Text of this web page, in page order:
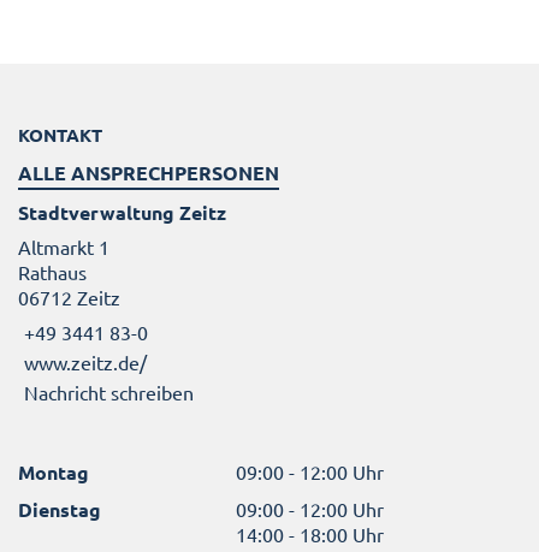
KONTAKT
ALLE ANSPRECHPERSONEN
Stadtverwaltung Zeitz
Altmarkt 1
Rathaus
06712 Zeitz
+49 3441 83-0
www.zeitz.de/
Nachricht schreiben
Montag 09:00 - 12:00 Uhr
Dienstag
09:00 - 12:00 Uhr
14:00 - 18:00 Uhr